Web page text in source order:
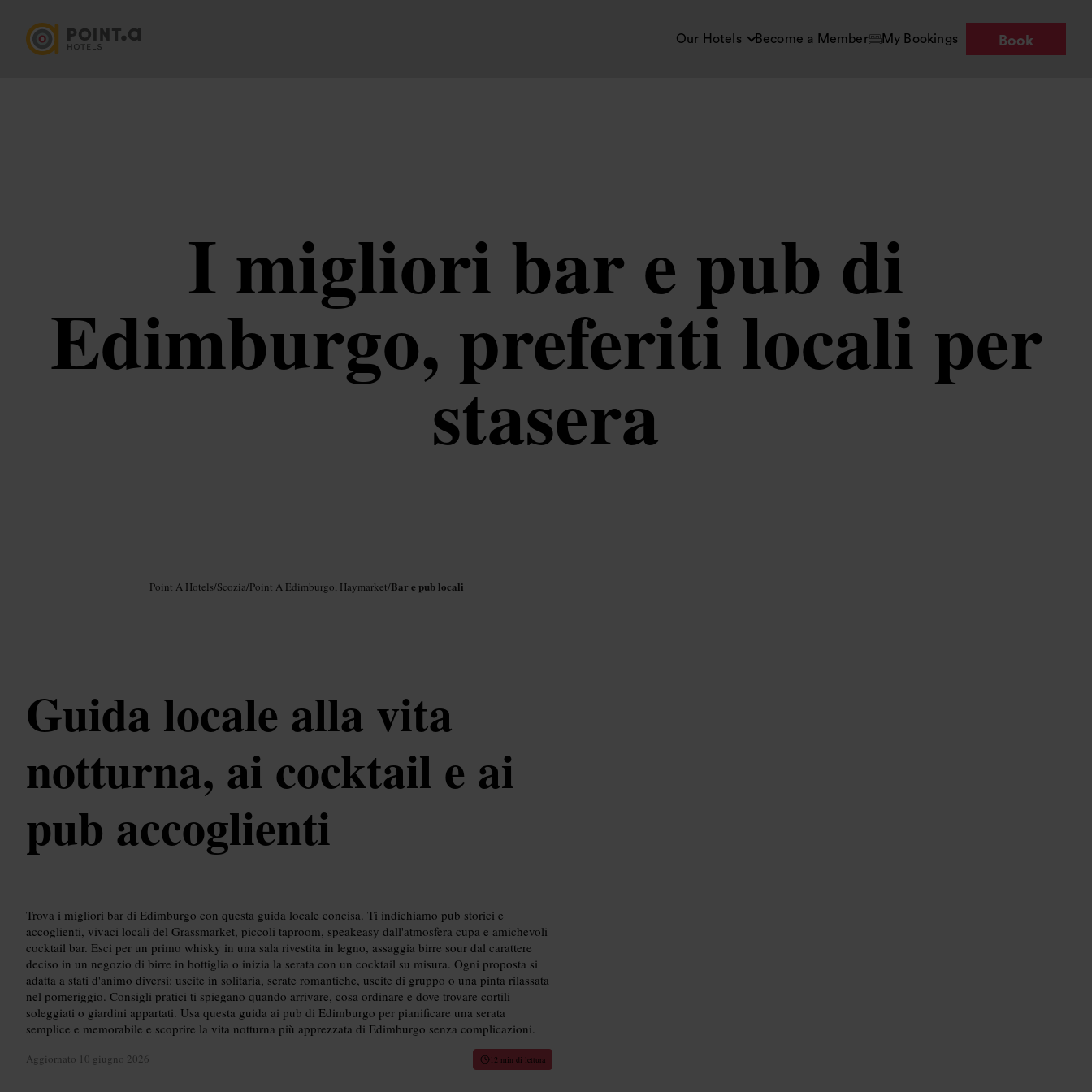
Our Hotels Become a Member My Bookings Book
I migliori bar e pub di
Edimburgo, preferiti locali per
stasera
Point A Hotels/Scozia/Point A Edimburgo, Haymarket/Bar e pub locali
Guida locale alla vita
notturna, ai cocktail e ai
pub accoglienti
Trova i migliori bar di Edimburgo con questa guida locale concisa. Ti indichiamo pub storici e
accoglienti, vivaci locali del Grassmarket, piccoli taproom, speakeasy dall'atmosfera cupa e amichevoli
cocktail bar. Esci per un primo whisky in una sala rivestita in legno, assaggia birre sour dal carattere
deciso in un negozio di birre in bottiglia o inizia la serata con un cocktail su misura. Ogni proposta si
adatta a stati d'animo diversi: uscite in solitaria, serate romantiche, uscite di gruppo o una pinta rilassata
nel pomeriggio. Consigli pratici ti spiegano quando arrivare, cosa ordinare e dove trovare cortili
soleggiati o giardini appartati. Usa questa guida ai pub di Edimburgo per pianificare una serata
semplice e memorabile e scoprire la vita notturna più apprezzata di Edimburgo senza complicazioni.
Aggiornato 10 giugno 2026 12 min di lettura